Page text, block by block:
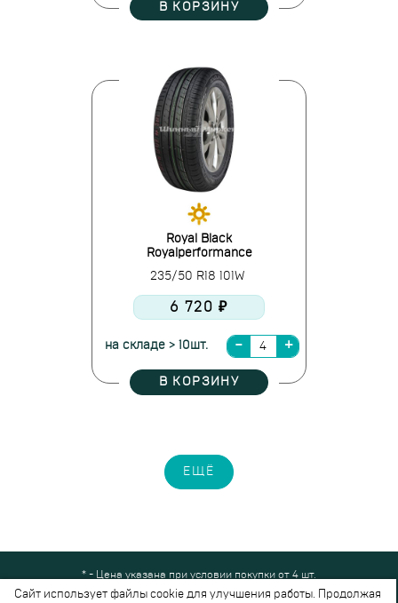
В КОРЗИНУ
Royal Black
Royalperformance
235/50 R18 101W
6 720 ₽
на складе > 10шт.
В КОРЗИНУ
ЕЩЁ
* - Цена указана при условии покупки от 4 шт.
Все права защищены © 2024-2026,Шинный Маркет(ООО "Безопасные
Сайт использует файлы cookie для улучшения работы. Продолжая